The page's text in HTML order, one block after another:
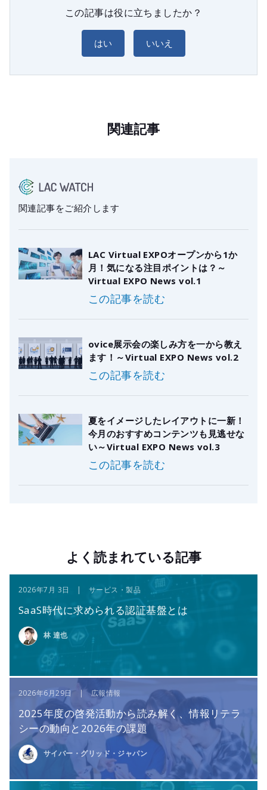
この記事は役に立ちましたか？
はい いいえ
関連記事
関連記事をご紹介します
LAC Virtual EXPOオープンから1か
月！気になる注目ポイントは？～
Virtual EXPO News vol.1
この記事を読む
ovice展示会の楽しみ方を一から教え
ます！～Virtual EXPO News vol.2
この記事を読む
夏をイメージしたレイアウトに一新！
今月のおすすめコンテンツも見逃せな
い～Virtual EXPO News vol.3
この記事を読む
よく読まれている記事
2026年7月 3日 | サービス・製品
SaaS時代に求められる認証基盤とは
林 達也
2026年6月29日 | 広報情報
2025年度の啓発活動から読み解く、情報リテラ
シーの動向と2026年の課題
サイバー・グリッド・ジャパン